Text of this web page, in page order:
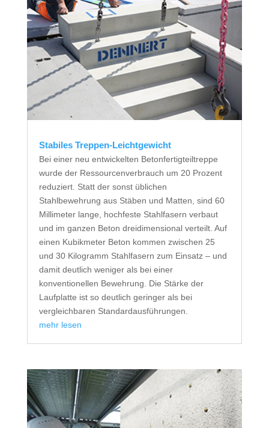
Stabiles Treppen-Leichtgewicht
Bei einer neu entwickelten Betonfertigteiltreppe
wurde der Ressourcenverbrauch um 20 Prozent
reduziert. Statt der sonst üblichen
Stahlbewehrung aus Stäben und Matten, sind 60
Millimeter lange, hochfeste Stahlfasern verbaut
und im ganzen Beton dreidimensional verteilt. Auf
einen Kubikmeter Beton kommen zwischen 25
und 30 Kilogramm Stahlfasern zum Einsatz – und
damit deutlich weniger als bei einer
konventionellen Bewehrung. Die Stärke der
Laufplatte ist so deutlich geringer als bei
vergleichbaren Standardausführungen.
mehr lesen